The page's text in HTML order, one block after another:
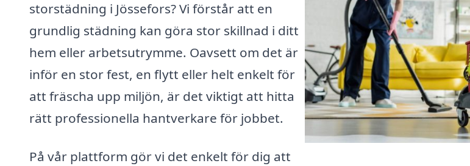
storstädning i Jössefors? Vi förstår att en
grundlig städning kan göra stor skillnad i ditt
hem eller arbetsutrymme. Oavsett om det är
inför en stor fest, en flytt eller helt enkelt för
att fräscha upp miljön, är det viktigt att hitta
rätt professionella hantverkare för jobbet.
På vår plattform gör vi det enkelt för dig att